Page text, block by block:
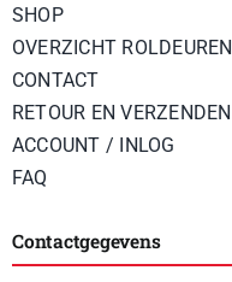
SHOP
OVERZICHT ROLDEUREN
CONTACT
RETOUR EN VERZENDEN
ACCOUNT / INLOG
FAQ
Contactgegevens